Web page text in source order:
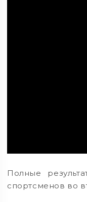
Полные
спортсменов во